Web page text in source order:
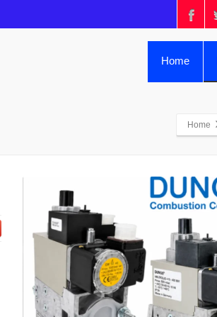
Home
Home